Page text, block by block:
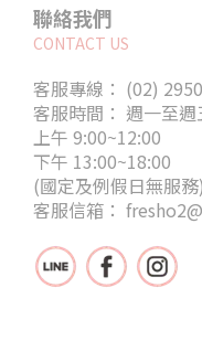
聯絡我們
CONTACT US
客服專線： (02)
客服時間： 週一至週
上午 9:00~12:00
下午 13:00~18:00
(國定及例假日無服務)
客服信箱：